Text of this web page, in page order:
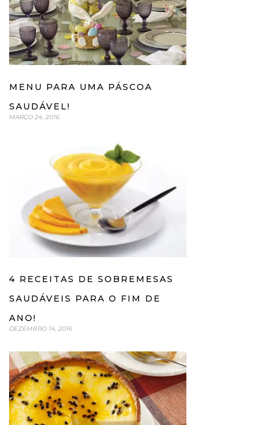
MENU PARA UMA PÁSCOA
SAUDÁVEL!
MARÇO 24, 2016
4 RECEITAS DE SOBREMESAS
SAUDÁVEIS PARA O FIM DE
ANO!
DEZEMBRO 14, 2016